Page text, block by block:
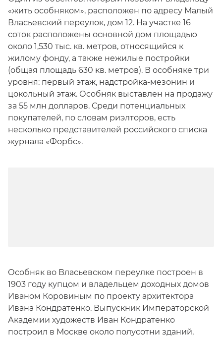
«жить особняком», расположен по адресу Малый
Власьевский переулок, дом 12. На участке 16
соток расположены основной дом площадью
около 1,530 тыс. кв. метров, относящийся к
жилому фонду, а также нежилые постройки
(общая площадь 630 кв. метров). В особняке три
уровня: первый этаж, надстройка-мезонин и
цокольный этаж. Особняк выставлен на продажу
за 55 млн долларов. Среди потенциальных
покупателей, по словам риэлторов, есть
несколько представителей российского списка
журнала «Форбс».
Особняк во Власьевском переулке построен в
1903 году купцом и владельцем доходных домов
Иваном Коровиным по проекту архитектора
Ивана Кондратенко. Выпускник Императорской
Академии художеств Иван Кондратенко
построил в Москве около полусотни зданий,